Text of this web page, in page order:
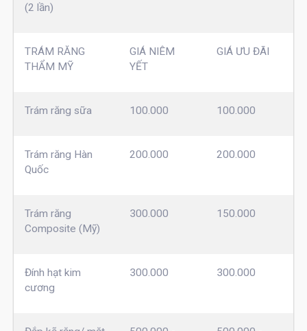
(2 lần)
TRÁM RĂNG
THẨM MỸ
GIÁ NIÊM
YẾT
GIÁ ƯU ĐÃI
Trám răng sữa 100.000 100.000
Trám răng Hàn
Quốc
200.000 200.000
Trám răng
Composite (Mỹ)
300.000 150.000
Đính hạt kim
cương
300.000 300.000